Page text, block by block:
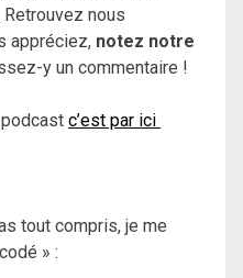
Retrouvez nous
appréciez, notez notre
y un commentaire !
c’est par ici
tout compris, je me
» :